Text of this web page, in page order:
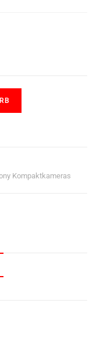
Kompaktkameras